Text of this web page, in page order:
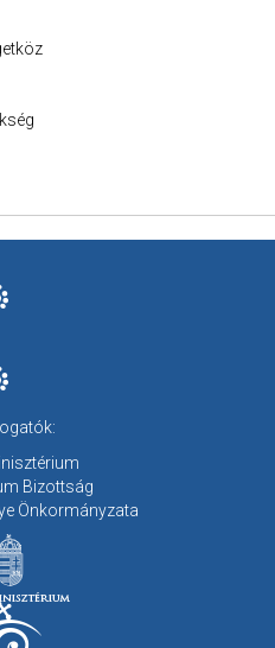
Bizottság
Önkormányzata